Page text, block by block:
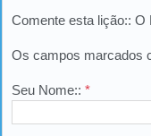
Comente esta lição:: O
Os campos marcados
Seu Nome:: *